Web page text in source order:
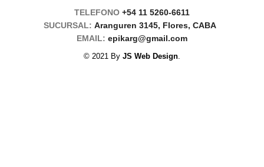
TELEFONO +54 11 5260-6611
SUCURSAL: Aranguren 3145, Flores, CABA
EMAIL: epikarg@gmail.com
© 2021 By JS Web Design